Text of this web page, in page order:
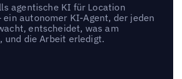
agentische KI für Location
ein autonomer KI-Agent, der jeden
entscheidet, was am
und die Arbeit erledigt.